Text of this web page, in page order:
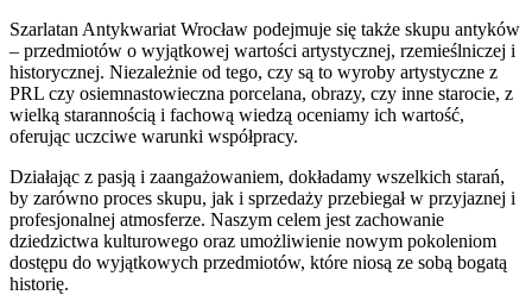
Szarlatan Antykwariat Wrocław podejmuje się także skupu antyków
– przedmiotów o wyjątkowej wartości artystycznej, rzemieślniczej i
historycznej. Niezależnie od tego, czy są to wyroby artystyczne z
PRL czy osiemnastowieczna porcelana, obrazy, czy inne starocie, z
wielką starannością i fachową wiedzą oceniamy ich wartość,
oferując uczciwe warunki współpracy.
Działając z pasją i zaangażowaniem, dokładamy wszelkich starań,
by zarówno proces skupu, jak i sprzedaży przebiegał w przyjaznej i
profesjonalnej atmosferze. Naszym celem jest zachowanie
dziedzictwa kulturowego oraz umożliwienie nowym pokoleniom
dostępu do wyjątkowych przedmiotów, które niosą ze sobą bogatą
historię.